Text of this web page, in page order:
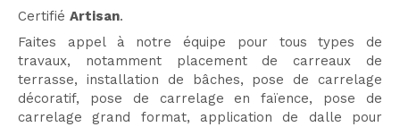
Certifié Artisan.
Faites appel à notre équipe pour tous types de
travaux, notamment placement de carreaux de
terrasse, installation de bâches, pose de carrelage
décoratif, pose de carrelage en faïence, pose de
carrelage grand format, application de dalle pour